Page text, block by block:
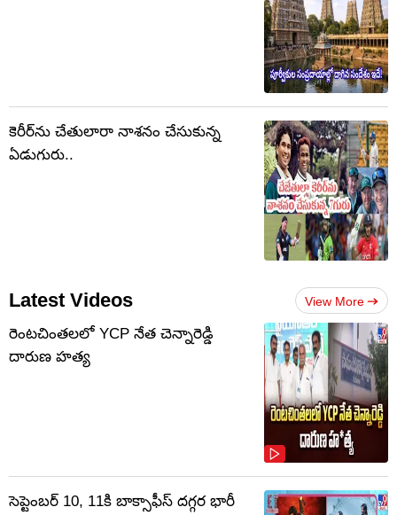
కెరీర్‌ను చేతులారా నాశనం చేసుకున్న
ఏడుగురు..
Latest Videos View More
రెంటచింతలలో YCP నేత చెన్నారెడ్డి
దారుణ హత్య
సెప్టెంబర్‌ 10, 11కి బాక్సాఫీస్ దగ్గర భారీ